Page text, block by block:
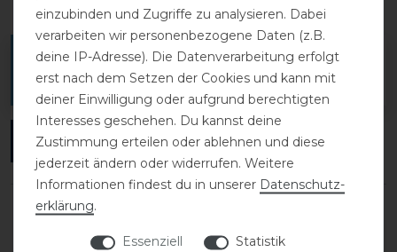
Melde dich an, um eine Kundenrezension zu
verfassen.
ANMELDEN
DETAILS ZUR PRODUKTSICHERHEIT
einzubinden und Zugriffe zu analysieren. Dabei
verarbeiten wir personenbezogene Daten (z.B.
deine IP-Adresse). Die Datenverarbeitung erfolgt
erst nach dem Setzen der Cookies und kann mit
deiner Einwilligung oder aufgrund berechtigten
Interesses geschehen. Du kannst deine
Zustimmung erteilen oder ablehnen und diese
jederzeit ändern oder widerrufen. Weitere
Informationen findest du in unserer Daten­schutz­
erklärung.
Essenziell
Statistik